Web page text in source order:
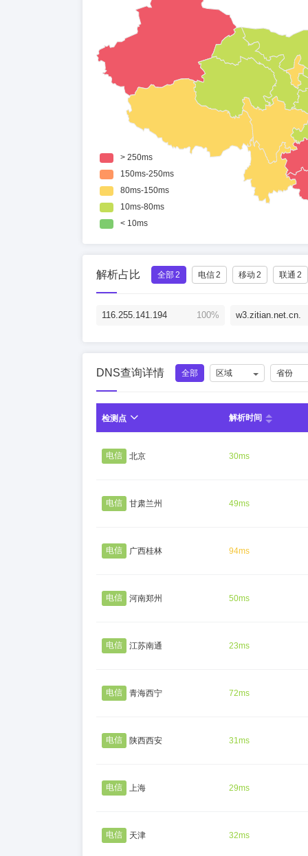
解析占比 全部2 电信2 移动 2 联通 2
116.255.141.194 100% w3.zitian.net.cn.
DNS查询详情 全部 区域 省份
检测点 解析时间
电信 北京 30ms
电信 甘肃兰州 49ms
电信 广西桂林 94ms
电信 河南郑州 50ms
电信 江苏南通 23ms
电信 青海西宁 72ms
电信 陕西西安 31ms
电信 上海 29ms
电信 天津 32ms